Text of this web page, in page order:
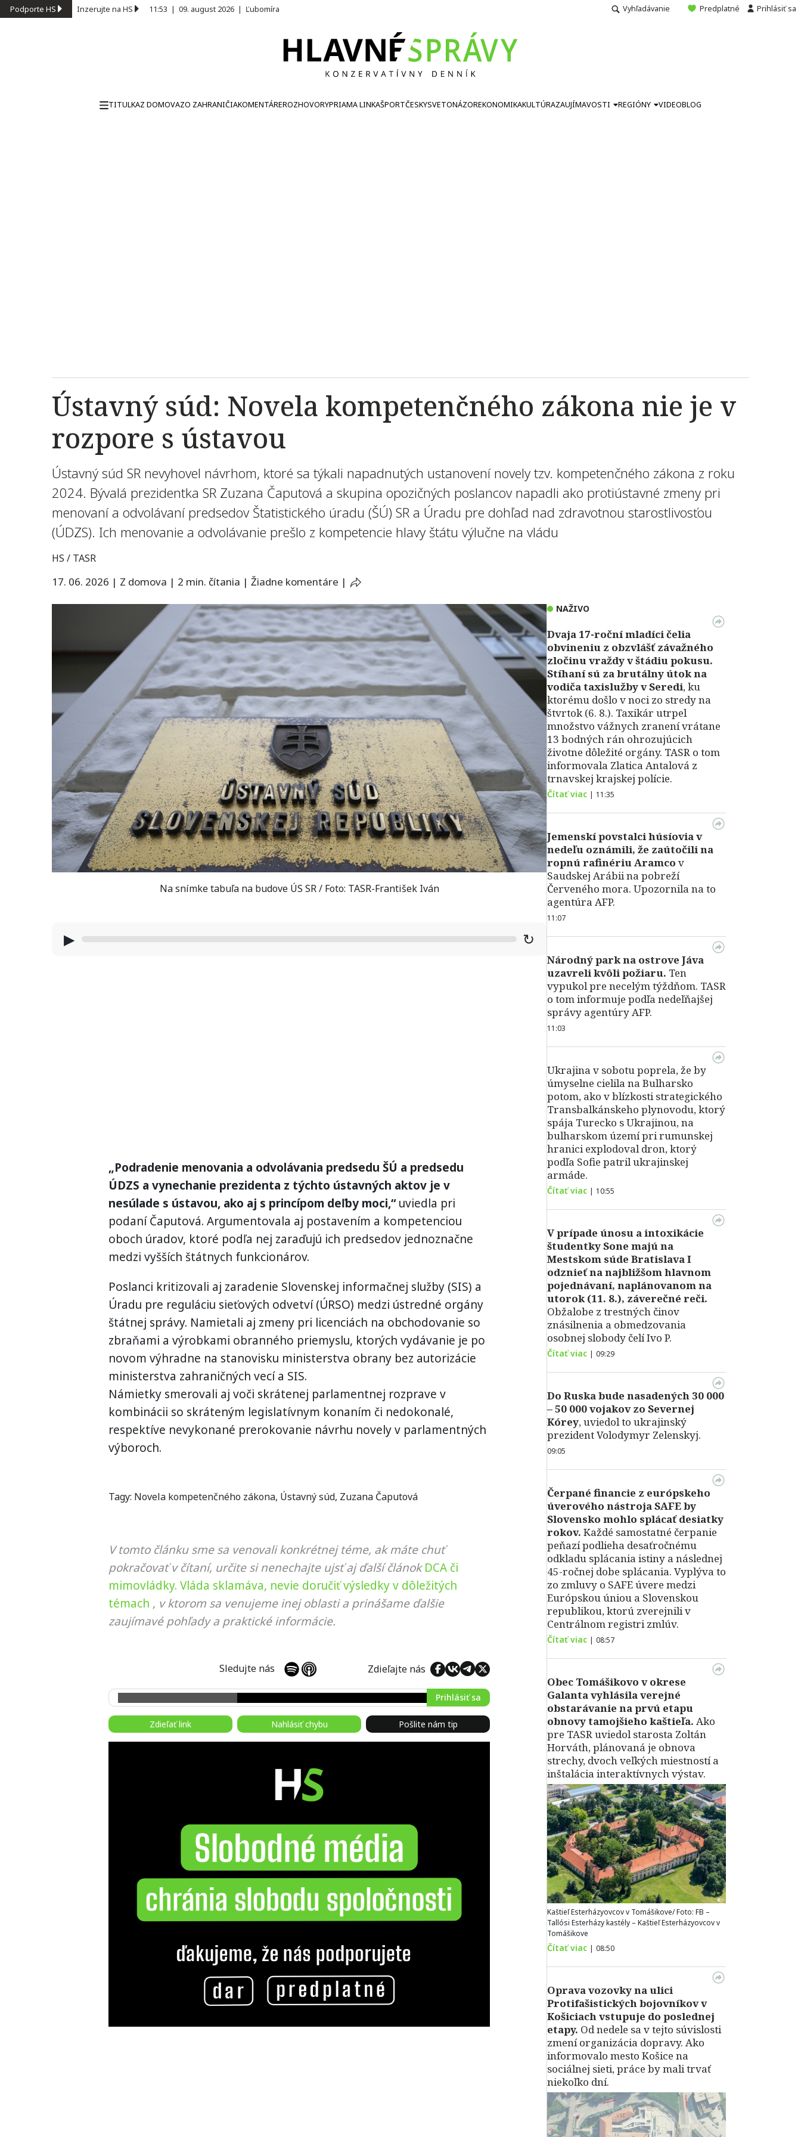
Podporte HS Inzerujte na HS 11:53 | 09. august 2026 | Ľubomíra Vyhľadávanie Predplatné Prihlásiť sa
TITULKAZ DOMOVAZO ZAHRANIČIAKOMENTÁREROZHOVORYPRIAMA LINKAŠPORTČESKYSVETONÁZOREKONOMIKAKULTÚRAZAUJÍMAVOSTI REGIÓNY VIDEOBLOG
Ústavný súd: Novela kompetenčného zákona nie je v
rozpore s ústavou
Ústavný súd SR nevyhovel návrhom, ktoré sa týkali napadnutých ustanovení novely tzv. kompetenčného zákona z roku
2024. Bývalá prezidentka SR Zuzana Čaputová a skupina opozičných poslancov napadli ako protiústavné zmeny pri
menovaní a odvolávaní predsedov Štatistického úradu (ŠÚ) SR a Úradu pre dohľad nad zdravotnou starostlivosťou
(ÚDZS). Ich menovanie a odvolávanie prešlo z kompetencie hlavy štátu výlučne na vládu
HS / TASR
17. 06. 2026 | Z domova | 2 min. čítania | Žiadne komentáre |
Na snímke tabuľa na budove ÚS SR / Foto: TASR-František Iván
▶ ↻
„Podradenie menovania a odvolávania predsedu ŠÚ a predsedu
ÚDZS a vynechanie prezidenta z týchto ústavných aktov je v
nesúlade s ústavou, ako aj s princípom deľby moci,“uviedla pri
podaní Čaputová. Argumentovala aj postavením a kompetenciou
oboch úradov, ktoré podľa nej zaraďujú ich predsedov jednoznačne
medzi vyšších štátnych funkcionárov.
Poslanci kritizovali aj zaradenie Slovenskej informačnej služby (SIS) a
Úradu pre reguláciu sieťových odvetví (ÚRSO) medzi ústredné orgány
štátnej správy. Namietali aj zmeny pri licenciách na obchodovanie so
zbraňami a výrobkami obranného priemyslu, ktorých vydávanie je po
novom výhradne na stanovisku ministerstva obrany bez autorizácie
ministerstva zahraničných vecí a SIS.
Námietky smerovali aj voči skrátenej parlamentnej rozprave v
kombinácii so skráteným legislatívnym konaním či nedokonalé,
respektíve nevykonané prerokovanie návrhu novely v parlamentných
výboroch.
Tagy: Novela kompetenčného zákona, Ústavný súd, Zuzana Čaputová
V tomto článku sme sa venovali konkrétnej téme, ak máte chuť
pokračovať v čítaní, určite si nenechajte ujsť aj ďalší článok DCA či
mimovládky. Vláda sklamáva, nevie doručiť výsledky v dôležitých
témach , v ktorom sa venujeme inej oblasti a prinášame ďalšie
zaujímavé pohľady a praktické informácie.
Sledujte nás Zdieľajte nás
Prihlásiť sa
Zdieľať link Nahlásiť chybu Pošlite nám tip
NAŽIVO
Dvaja 17-roční mladíci čelia
obvineniu z obzvlášť závažného
zločinu vraždy v štádiu pokusu.
Stíhaní sú za brutálny útok na
vodiča taxislužby v Seredi, ku
ktorému došlo v noci zo stredy na
štvrtok (6. 8.). Taxikár utrpel
množstvo vážnych zranení vrátane
13 bodných rán ohrozujúcich
životne dôležité orgány. TASR o tom
informovala Zlatica Antalová z
trnavskej krajskej polície.
Čítať viac | 11:35
Jemenskí povstalci húsíovia v
nedeľu oznámili, že zaútočili na
ropnú rafinériu Aramco v
Saudskej Arábii na pobreží
Červeného mora. Upozornila na to
agentúra AFP.
11:07
Národný park na ostrove Jáva
uzavreli kvôli požiaru. Ten
vypukol pre necelým týždňom. TASR
o tom informuje podľa nedeľňajšej
správy agentúry AFP.
11:03
Ukrajina v sobotu poprela, že by
úmyselne cielila na Bulharsko
potom, ako v blízkosti strategického
Transbalkánskeho plynovodu, ktorý
spája Turecko s Ukrajinou, na
bulharskom území pri rumunskej
hranici explodoval dron, ktorý
podľa Sofie patril ukrajinskej
armáde.
Čítať viac | 10:55
V prípade únosu a intoxikácie
študentky Sone majú na
Mestskom súde Bratislava I
odznieť na najbližšom hlavnom
pojednávaní, naplánovanom na
utorok (11. 8.), záverečné reči.
Obžalobe z trestných činov
znásilnenia a obmedzovania
osobnej slobody čelí Ivo P.
Čítať viac | 09:29
Do Ruska bude nasadených 30 000
– 50 000 vojakov zo Severnej
Kórey, uviedol to ukrajinský
prezident Volodymyr Zelenskyj.
09:05
Čerpané financie z európskeho
úverového nástroja SAFE by
Slovensko mohlo splácať desiatky
rokov. Každé samostatné čerpanie
peňazí podlieha desaťročnému
odkladu splácania istiny a následnej
45-ročnej dobe splácania. Vyplýva to
zo zmluvy o SAFE úvere medzi
Európskou úniou a Slovenskou
republikou, ktorú zverejnili v
Centrálnom registri zmlúv.
Čítať viac | 08:57
Obec Tomášikovo v okrese
Galanta vyhlásila verejné
obstarávanie na prvú etapu
obnovy tamojšieho kaštieľa. Ako
pre TASR uviedol starosta Zoltán
Horváth, plánovaná je obnova
strechy, dvoch veľkých miestností a
inštalácia interaktívnych výstav.
Kaštieľ Esterházyovcov v Tomášikove/ Foto: FB –
Tallósi Esterházy kastély – Kaštieľ Esterházyovcov v
Tomášikove
Čítať viac | 08:50
Oprava vozovky na ulici
Protifašistických bojovníkov v
Košiciach vstupuje do poslednej
etapy. Od nedele sa v tejto súvislosti
zmení organizácia dopravy. Ako
informovalo mesto Košice na
sociálnej sieti, práce by mali trvať
niekoľko dní.